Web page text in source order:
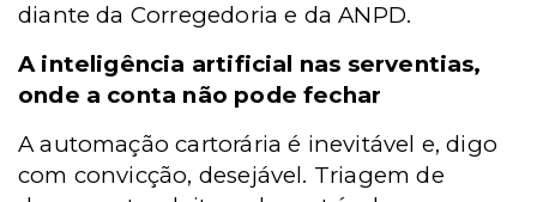
diante da Corregedoria e da ANPD.
A inteligência artificial nas serventias,
onde a conta não pode fechar
A automação cartorária é inevitável e, digo
com convicção, desejável. Triagem de